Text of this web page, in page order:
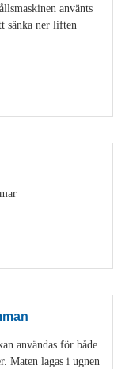
använts
sänka ner liften
användas för både
Maten lagas i ugnen